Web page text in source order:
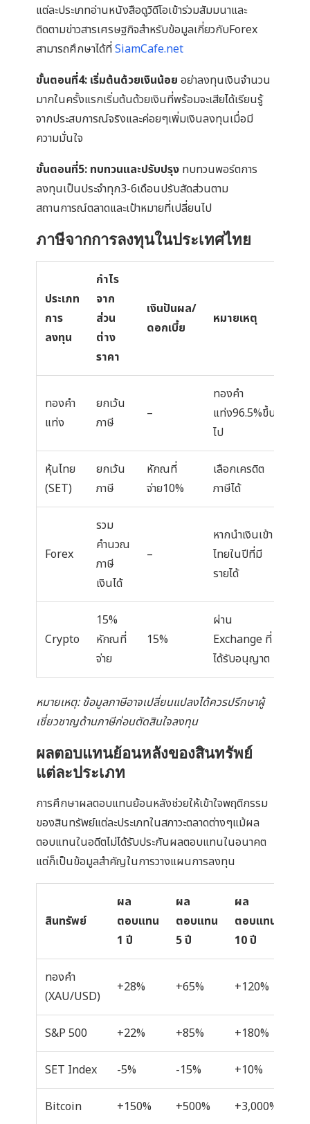
แต่ละประเภทอ่านหนังสือดูวิดีโอเข้าร่วมสัมมนาและ
ติดตามข่าวสารเศรษฐกิจสำหรับข้อมูลเกี่ยวกับForex
สามารถศึกษาได้ที่SiamCafe.net
ขั้นตอนที่4: เริ่มต้นด้วยเงินน้อย อย่าลงทุนเงินจำนวน
มากในครั้งแรกเริ่มต้นด้วยเงินที่พร้อมจะเสียได้เรียนรู้
จากประสบการณ์จริงและค่อยๆเพิ่มเงินลงทุนเมื่อมี
ความมั่นใจ
ขั้นตอนที่5: ทบทวนและปรับปรุง ทบทวนพอร์ตการ
ลงทุนเป็นประจำทุก3-6เดือนปรับสัดส่วนตาม
สถานการณ์ตลาดและเป้าหมายที่เปลี่ยนไป
ภาษีจากการลงทุนในประเทศไทย
ประเภท
การ
ลงทุน
กำไร
จาก
ส่วน
ต่าง
ราคา
เงินปันผล/
ดอกเบี้ย
หมายเหตุ
ทองคำ
แท่ง
ยกเว้น
ภาษี
–
ทองคำ
แท่ง96.5%ขึ้น
ไป
หุ้นไทย
(SET)
ยกเว้น
ภาษี
หักณที่
จ่าย10%
เลือกเครดิต
ภาษีได้
Forex
รวม
คำนวณ
ภาษี
เงินได้
–
หากนำเงินเข้า
ไทยในปีที่มี
รายได้
Crypto
15%
หักณที่
จ่าย
15%
ผ่าน
Exchange ที่
ได้รับอนุญาต
หมายเหตุ: ข้อมูลภาษีอาจเปลี่ยนแปลงได้ควรปรึกษาผู้
เชี่ยวชาญด้านภาษีก่อนตัดสินใจลงทุน
ผลตอบแทนย้อนหลังของสินทรัพย์
แต่ละประเภท
การศึกษาผลตอบแทนย้อนหลังช่วยให้เข้าใจพฤติกรรม
ของสินทรัพย์แต่ละประเภทในสภาวะตลาดต่างๆแม้ผล
ตอบแทนในอดีตไม่ได้รับประกันผลตอบแทนในอนาคต
แต่ก็เป็นข้อมูลสำคัญในการวางแผนการลงทุน
สินทรัพย์
ผล
ตอบแทน
1 ปี
ผล
ตอบแทน
5 ปี
ผล
ตอบแทน
10 ปี
ทองคำ
(XAU/USD)
+28% +65% +120%
S&P 500 +22% +85% +180%
SET Index -5% -15% +10%
Bitcoin +150% +500% +3,000%